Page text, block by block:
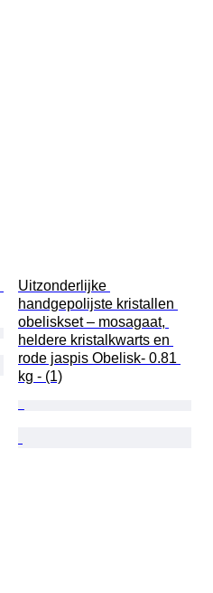
Uitzonderlijke
handgepolijste kristallen
obeliskset – mosagaat,
heldere kristalkwarts en
rode jaspis Obelisk- 0.81
kg - (1)